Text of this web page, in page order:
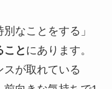
なことをする」
こと にあります。
が取れている